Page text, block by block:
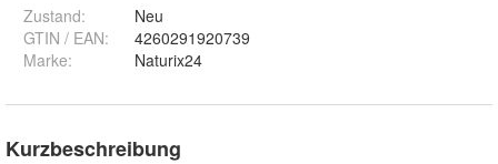
Zustand:
Neu
GTIN / EAN:
4260291920739
Marke:
Naturix24
Kurzbeschreibung